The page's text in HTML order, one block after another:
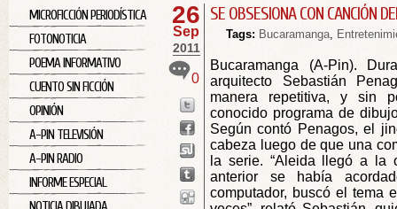
MICROFICCIÓN PERIODÍSTICA
FOTONOTICIA
POEMA INFORMATIVO
CUENTO SIN FICCIÓN
OPINIÓN
A-PIN TELEVISIÓN
A-PIN RADIO
INFORME ESPECIAL
26
Sep
2011
0
SE OBSESIONA CON CANCIÓN
Tags: Bucaramanga,
Bucaramanga (A-Pin).
arquitecto Sebastián
manera repetitiva, y sin
conocido programa de
Según contó Penagos, el
cabeza luego de que una
la serie. “Aleida llegó a la
anterior se había
computador, buscó el tema